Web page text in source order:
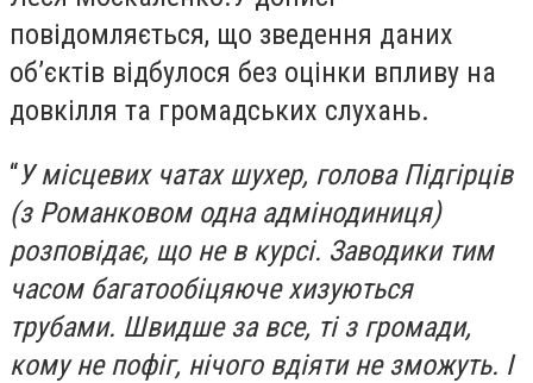
повідомляється, що зведення даних
об’єктів відбулося без оцінки впливу на
довкілля та громадських слухань.
“У місцевих чатах шухер, голова Підгірців
(з Романковом одна адмінодиниця)
розповідає, що не в курсі. Заводики тим
часом багатообіцяюче хизуються
трубами. Швидше за все, ті з громади,
кому не пофіг, нічого вдіяти не зможуть. І